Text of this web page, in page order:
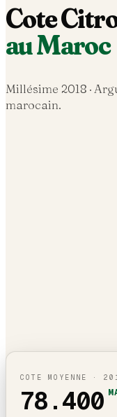
Cote
au Maroc
Millésime 2018 ·
marocain.
COTE MOYENNE ·
78.400